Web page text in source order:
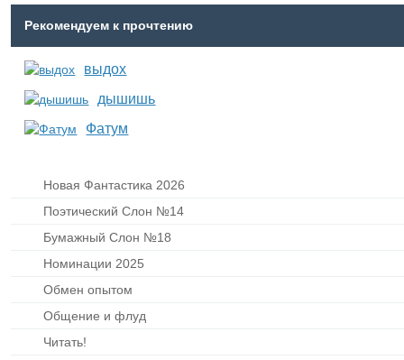
Рекомендуем к прочтению
выдох
дышишь
Фатум
Новая Фантастика 2026
Поэтический Слон №14
Бумажный Слон №18
Номинации 2025
Обмен опытом
Общение и флуд
Читать!